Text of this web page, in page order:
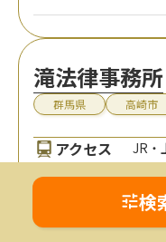
滝法律事務所
群馬県 高崎市
アクセス JR・
〒
ク
検